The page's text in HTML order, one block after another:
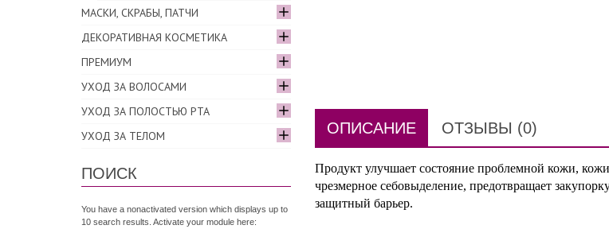
ОПИСАНИЕ ОТЗЫВЫ (0)
Продукт улучшает состояние проблемной кожи,
чрезмерное себовыделение, предотвращает
защитный барьер.
МАСКИ, СКРАБЫ, ПАТЧИ
ДЕКОРАТИВНАЯ КОСМЕТИКА
ПРЕМИУМ
УХОД ЗА ВОЛОСАМИ
УХОД ЗА ПОЛОСТЬЮ РТА
УХОД ЗА ТЕЛОМ
ПОИСК
You have a nonactivated version which displays up to
10 search results. Activate your module here: